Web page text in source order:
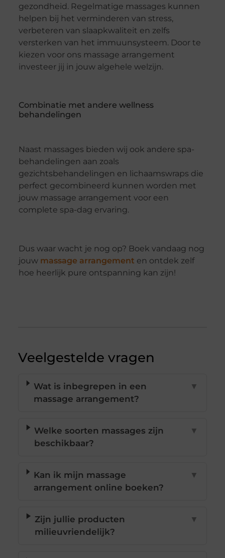
gezondheid. Regelmatige massages kunnen
helpen bij het verminderen van stress,
verbeteren van slaapkwaliteit en zelfs
versterken van het immuunsysteem. Door te
kiezen voor ons massage arrangement
investeer jij in jouw algehele welzijn.
Combinatie met andere wellness
behandelingen
Naast massages bieden wij ook andere spa-
behandelingen aan zoals
gezichtsbehandelingen en lichaamswraps die
perfect gecombineerd kunnen worden met
jouw massage arrangement voor een
complete spa-dag ervaring.
Dus waar wacht je nog op? Boek vandaag nog
jouw massage arrangement en ontdek zelf
hoe heerlijk pure ontspanning kan zijn!
Veelgestelde vragen
Wat is inbegrepen in een
massage arrangement?
▼
Welke soorten massages zijn
beschikbaar?
▼
Kan ik mijn massage
arrangement online boeken?
▼
Zijn jullie producten
milieuvriendelijk?
▼